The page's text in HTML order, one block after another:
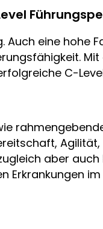
Auch eine hohe
C-
aber
Erkrankungen